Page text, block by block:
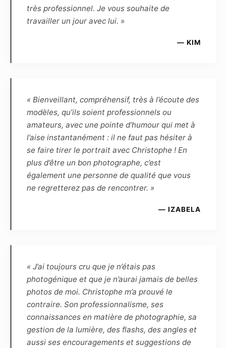
et renonce en conséquence à toute demande
ultérieure de rémunération complémentaire.
conséquence le Modèle ne peut revendiquer
aucune propriété ou droit d’auteur. Le
Photographe reconnaît que, de par la loi, le
Modèle demeure le propriétaire inaliénable de
son image. Le Photographe et le Modèle se
cèdent réciproquement les droits d’utilisation
des photographies réalisées lors de la séance
pour une durée de 10 ans à reconduction tacite,
et dès lors sont autorisés à fixer, reproduire et
sur tout support (notamment numérique,
papier, magnétique, textile, plastique,
céramique, etc.) et intégrées à tout autre
matériel (tel que photographie, dessin,
illustration, peinture, vidéo, animations, etc.)
connus ou à venir.
très professionnel. Je vous souhaite de
travailler un jour avec lui. »
— KIM
« Bienveillant, compréhensif, très à l’écoute des
modèles, qu’ils soient professionnels ou
amateurs, avec une pointe d’humour qui met à
l’aise instantanément : il ne faut pas hésiter à
se faire tirer le portrait avec Christophe ! En
plus d’être un bon photographe, c’est
également une personne de qualité que vous
ne regretterez pas de rencontrer. »
— IZABELA
« J’ai toujours cru que je n’étais pas
photogénique et que je n’aurai jamais de belles
photos de moi. Christophe m’a prouvé le
contraire. Son professionnalisme, ses
connaissances en matière de photographie, sa
gestion de la lumière, des flashs, des angles et
aussi ses encouragements et suggestions de